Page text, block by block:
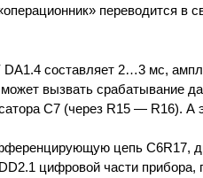
переводится в
составляет 2…3 мс,
вызвать срабатывание
С7 (через R15 — R16).
цепь C6R17,
цифровой части прибора,